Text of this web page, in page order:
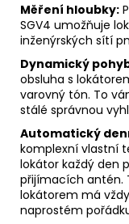
Měření hloubky:
SGV4 umožňuje
inženýrských sítí
Dynamický
obsluha s
varovný tón. To
stálé správnou
Automatický
komplexní vlastní
lokátor každý den
přijímacích antén.
lokátorem má
naprostém